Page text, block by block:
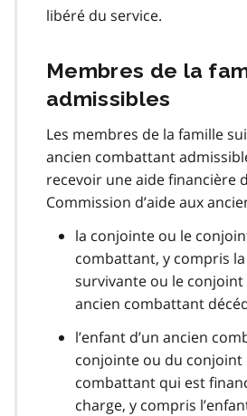
libéré du service.
Membres de la
admissibles
Les membres de la famille
ancien combattant
recevoir une aide financière
Commission d’aide aux
la conjointe ou le
combattant, y compris
survivante ou le conjoint
ancien combattant
l’enfant d’un ancien
conjointe ou du conjoint
combattant qui est
charge, y compris